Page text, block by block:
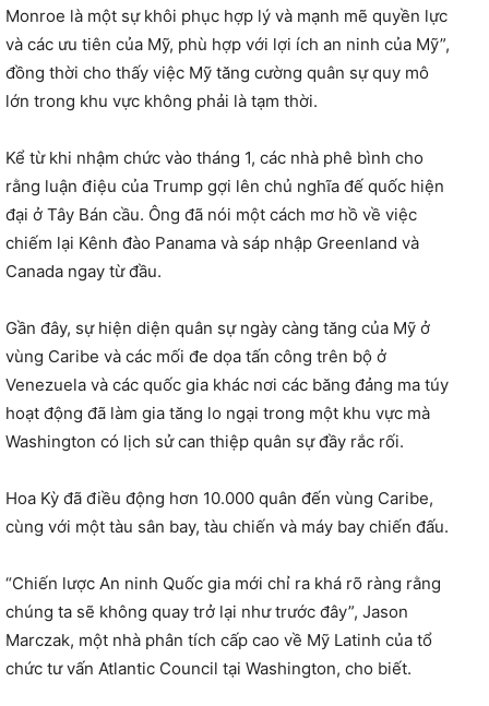
Monroe là một sự khôi phục hợp lý và mạnh mẽ quyền lực
và các ưu tiên của Mỹ, phù hợp với lợi ích an ninh của Mỹ”,
đồng thời cho thấy việc Mỹ tăng cường quân sự quy mô
lớn trong khu vực không phải là tạm thời.
Kể từ khi nhậm chức vào tháng 1, các nhà phê bình cho
rằng luận điệu của Trump gợi lên chủ nghĩa đế quốc hiện
đại ở Tây Bán cầu. Ông đã nói một cách mơ hồ về việc
chiếm lại Kênh đào Panama và sáp nhập Greenland và
Canada ngay từ đầu.
Gần đây, sự hiện diện quân sự ngày càng tăng của Mỹ ở
vùng Caribe và các mối đe dọa tấn công trên bộ ở
Venezuela và các quốc gia khác nơi các băng đảng ma túy
hoạt động đã làm gia tăng lo ngại trong một khu vực mà
Washington có lịch sử can thiệp quân sự đầy rắc rối.
Hoa Kỳ đã điều động hơn 10.000 quân đến vùng Caribe,
cùng với một tàu sân bay, tàu chiến và máy bay chiến đấu.
“Chiến lược An ninh Quốc gia mới chỉ ra khá rõ ràng rằng
chúng ta sẽ không quay trở lại như trước đây”, Jason
Marczak, một nhà phân tích cấp cao về Mỹ Latinh của tổ
chức tư vấn Atlantic Council tại Washington, cho biết.